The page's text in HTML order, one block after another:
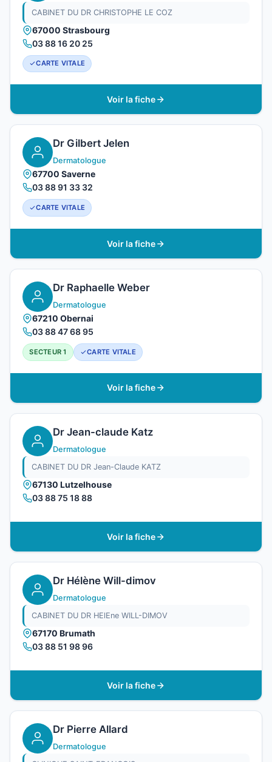
CABINET DU DR CHRISTOPHE LE COZ
67000 Strasbourg
03 88 16 20 25
CARTE VITALE
Voir la fiche
Dr Gilbert Jelen
Dermatologue
67700 Saverne
03 88 91 33 32
CARTE VITALE
Voir la fiche
Dr Raphaelle Weber
Dermatologue
67210 Obernai
03 88 47 68 95
SECTEUR 1 CARTE VITALE
Voir la fiche
Dr Jean-claude Katz
Dermatologue
CABINET DU DR Jean-Claude KATZ
67130 Lutzelhouse
03 88 75 18 88
Voir la fiche
Dr Hélène Will-dimov
Dermatologue
CABINET DU DR HElEne WILL-DIMOV
67170 Brumath
03 88 51 98 96
Voir la fiche
Dr Pierre Allard
Dermatologue